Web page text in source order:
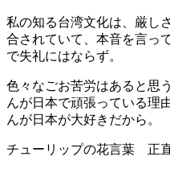
私の知る台湾文化は、厳し
合されていて、本音を言っ
で失礼にはならず。
色々なごお苦労はあると思
んが日本で頑張っている理
んが日本が大好きだから。
チューリップの花言葉 正